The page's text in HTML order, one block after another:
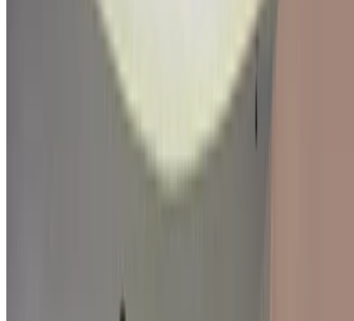
Compare offers from multiple car companies in the
Maroc, en fonction de votre localisation, de votre
budget et de vos besoins.
caractéristiques du véhicule, etc.
Présélectionnez les meilleures offres par fournisseur et
contactez-les directement par téléphone, WhatsApp ou
locations de voitures économiques, de SUV, de voitures de